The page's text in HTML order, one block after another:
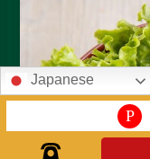
Japanese
P